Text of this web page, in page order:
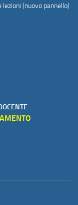
(nuovo pannello)